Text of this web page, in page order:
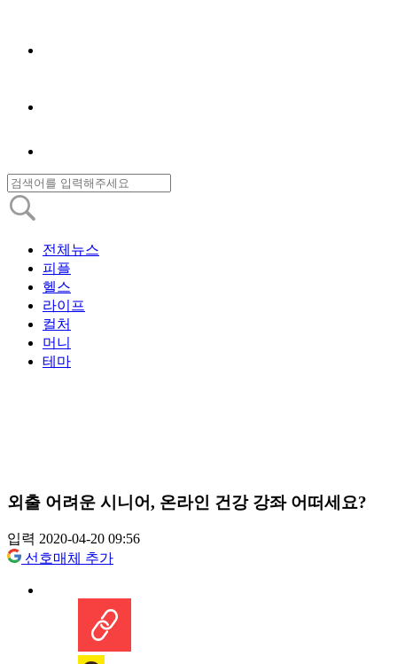
전체뉴스
피플
헬스
라이프
컬처
머니
테마
외출 어려운 시니어, 온라인 건강 강좌 어떠세요?
입력 2020-04-20 09:56
선호매체 추가